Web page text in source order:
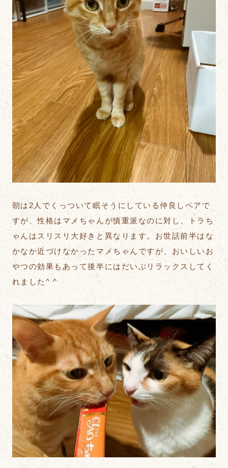
朝は2人でくっついて眠そうにしている仲良しペアで
すが、性格はマメちゃんが慎重派なのに対し、トラち
ゃんはスリスリ大好きと異なります。お世話前半はな
かなか近づけなかったマメちゃんですが、おいしいお
やつの効果もあって後半にはだいぶリラックスしてく
れました^ ^